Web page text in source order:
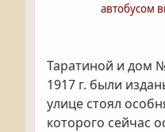
автобусом
Таратиной и дом
1917 г. были
улице стоял
которого сейчас